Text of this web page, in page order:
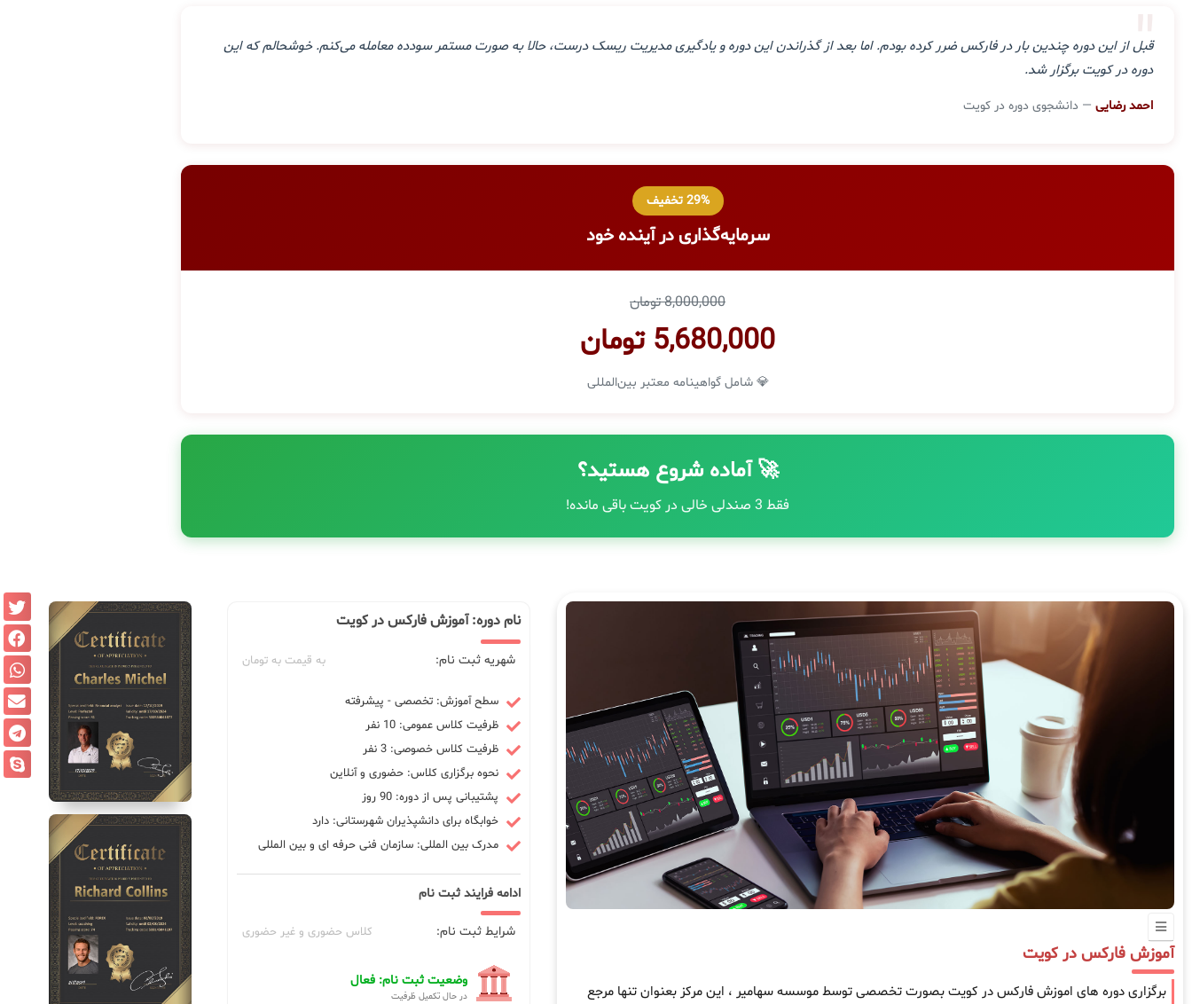
"
قبل از این دوره چندین بار در فارکس ضرر کرده بودم. اما بعد از گذراندن این دوره و یادگیری مدیریت ریسک درست، حالا به صورت مستمر سودده معامله می‌کنم. خوشحالم که این
دوره در کویت برگزار شد.
احمد رضایی — دانشجوی دوره در کویت
29% تخفیف
سرمایه‌گذاری در آینده خود
8,000,000 تومان
5,680,000 تومان
💎 شامل گواهینامه معتبر بین‌المللی
🚀 آماده شروع هستید؟
فقط 3 صندلی خالی در کویت باقی مانده!
آموزش فارکس در کویت
برگزاری دوره های اموزش فارکس در کویت بصورت تخصصی توسط موسسه سهامیر ، این مرکز بعنوان تنها مرجع
نام دوره: آموزش فارکس در کویت
شهریه ثبت نام: به قیمت به تومان
سطح آموزش: تخصصی - پیشرفته
ظرفیت کلاس عمومی: 10 نفر
ظرفیت کلاس خصوصی: 3 نفر
نحوه برگزاری کلاس: حضوری و آنلاین
پشتیبانی پس از دوره: 90 روز
خوابگاه برای دانشپذیران شهرستانی: دارد
مدرک بین المللی: سازمان فنی حرفه ای و بین المللی
ادامه فرایند ثبت نام
شرایط ثبت نام: کلاس حضوری و غیر حضوری
وضعیت ثبت نام: فعال
در حال تکمیل ظرفیت